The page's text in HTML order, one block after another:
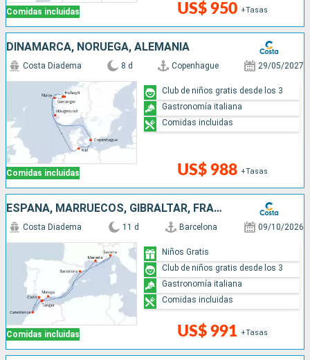
Comidas incluidas US$ 950 +Tasas
DINAMARCA, NORUEGA, ALEMANIA
Comidas incluidas
Costa Diadema 8 d Copenhague 29/05/2027
US$ 988 +Tasas
Club de niños gratis desde los 3
Gastronomía italiana
Comidas incluidas
ESPAÑA, MARRUECOS, GIBRALTAR, FRANCIA, ITALIA
Comidas incluidas
Costa Diadema 11 d Barcelona 09/10/2026
US$ 991 +Tasas
Niños Gratis
Club de niños gratis desde los 3
Gastronomía italiana
Comidas incluidas